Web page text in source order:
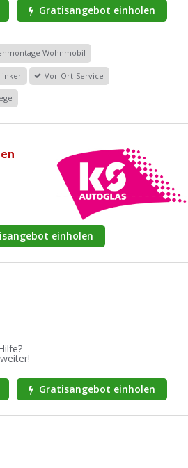
Gratisangebot einholen
Wohnmobil
Vor-Ort-Service
einholen
Gratisangebot einholen